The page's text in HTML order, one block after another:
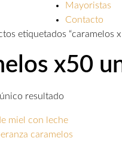
Mayoristas
Contacto
etiquetados “caramelos
x50
resultado